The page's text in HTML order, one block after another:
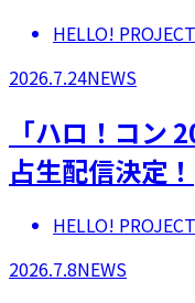
HELLO! PROJECT
2026.7.24NEWS
「ハロ！コン
占生配信決定！
HELLO! PROJECT
2026.7.8NEWS